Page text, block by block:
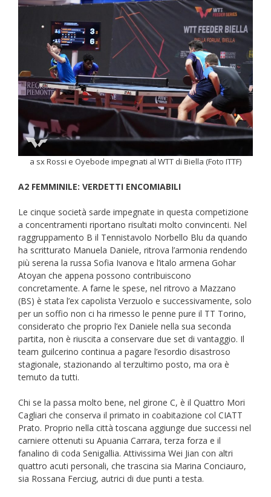
a sx Rossi e Oyebode impegnati al WTT di Biella (Foto ITTF)
A2 FEMMINILE: VERDETTI ENCOMIABILI
Le cinque società sarde impegnate in questa competizione
a concentramenti riportano risultati molto convincenti. Nel
raggruppamento B il Tennistavolo Norbello Blu da quando
ha scritturato Manuela Daniele, ritrova l’armonia rendendo
più serena la russa Sofia Ivanova e l’italo armena Gohar
Atoyan che appena possono contribuiscono
concretamente. A farne le spese, nel ritrovo a Mazzano
(BS) è stata l’ex capolista Verzuolo e successivamente, solo
per un soffio non ci ha rimesso le penne pure il TT Torino,
considerato che proprio l’ex Daniele nella sua seconda
partita, non è riuscita a conservare due set di vantaggio. Il
team guilcerino continua a pagare l’esordio disastroso
stagionale, stazionando al terzultimo posto, ma ora è
temuto da tutti.
Chi se la passa molto bene, nel girone C, è il Quattro Mori
Cagliari che conserva il primato in coabitazione col CIATT
Prato. Proprio nella città toscana aggiunge due successi nel
carniere ottenuti su Apuania Carrara, terza forza e il
fanalino di coda Senigallia. Attivissima Wei Jian con altri
quattro acuti personali, che trascina sia Marina Conciauro,
sia Rossana Ferciug, autrici di due punti a testa.